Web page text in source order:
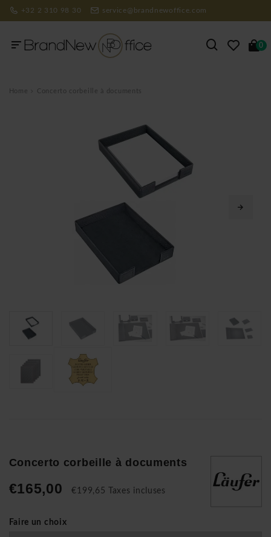
+32 2 310 98 30 service@brandnewoffice.com
0
Home Concerto corbeille à documents
Concerto corbeille à documents
€165,00 €199,65 Taxes incluses
Faire un choix